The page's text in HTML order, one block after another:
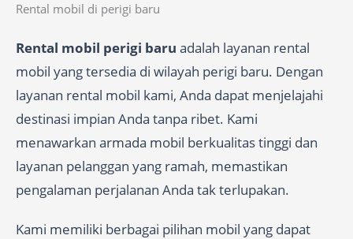
Rental mobil di perigi baru
Rental mobil perigi baru adalah layanan rental
mobil yang tersedia di wilayah perigi baru. Dengan
layanan rental mobil kami, Anda dapat menjelajahi
destinasi impian Anda tanpa ribet. Kami
menawarkan armada mobil berkualitas tinggi dan
layanan pelanggan yang ramah, memastikan
pengalaman perjalanan Anda tak terlupakan.
Kami memiliki berbagai pilihan mobil yang dapat